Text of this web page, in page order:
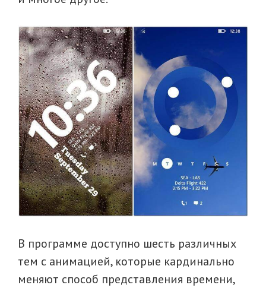
В программе доступно шесть различных
тем с анимацией, которые кардинально
меняют способ представления времени,